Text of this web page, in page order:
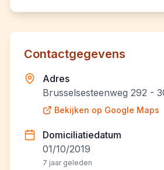
Contactgegevens
Adres
Brusselsesteenweg 292 -
Bekijken op Google Maps
Domiciliatiedatum
01/10/2019
7 jaar geleden